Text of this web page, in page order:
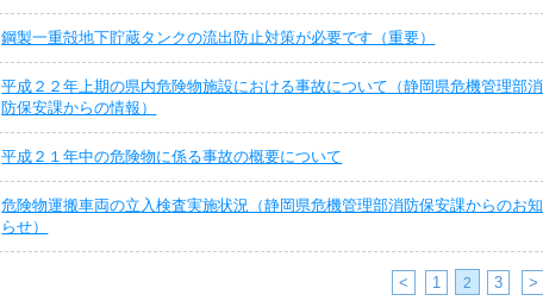
鋼製一重殻地下貯蔵タンクの流出防止対策が必要です（重要）
平成２２年上期の県内危険物施設における事故について（静岡県危機管理部消
防保安課からの情報）
平成２１年中の危険物に係る事故の概要について
危険物運搬車両の立入検査実施状況（静岡県危機管理部消防保安課からのお知
らせ）
< 1 2 3 >